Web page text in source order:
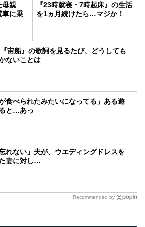
母親
車に乗
『23時就寝・7時起床』の生活
を1ヵ月続けたら…マジか！
宙船』の歌詞を見るたび、どうしても
ないことは
が食べられたみたいになってる」ある遊
と…あっ
忘れない」夫が、ウエディングドレスを
妻に対し…
Recommended by